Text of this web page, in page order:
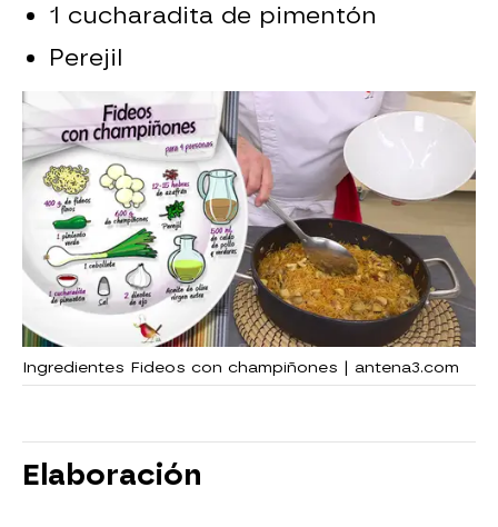
1 cucharadita de pimentón
Perejil
Ingredientes Fideos con champiñones | antena3.com
Elaboración